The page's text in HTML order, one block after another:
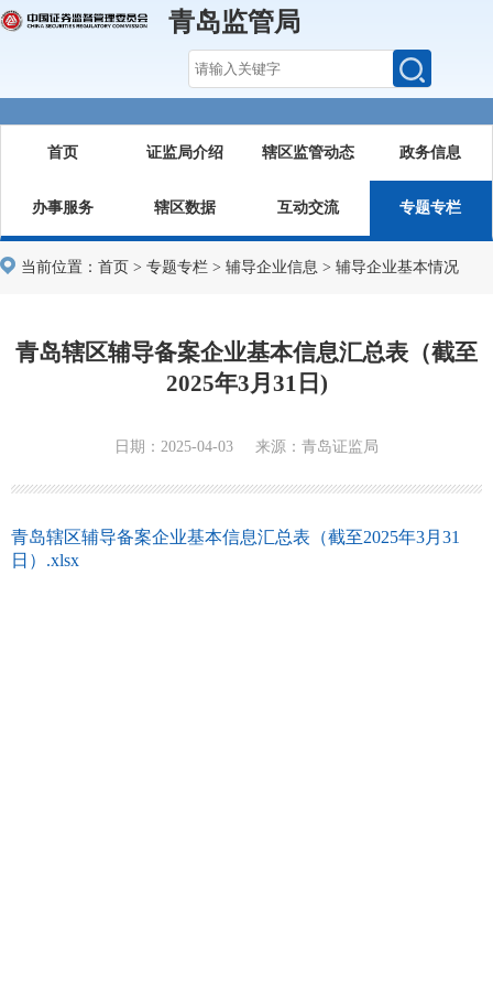
青岛监管局
首页 证监局介绍 辖区监管动态 政务信息
办事服务 辖区数据 互动交流 专题专栏
当前位置： 首页 > 专题专栏 > 辅导企业信息 > 辅导企业基本情况
青岛辖区辅导备案企业基本信息汇总表（截至
2025年3月31日)
日期：2025-04-03 来源：青岛证监局
青岛辖区辅导备案企业基本信息汇总表（截至2025年3月31
日）.xlsx